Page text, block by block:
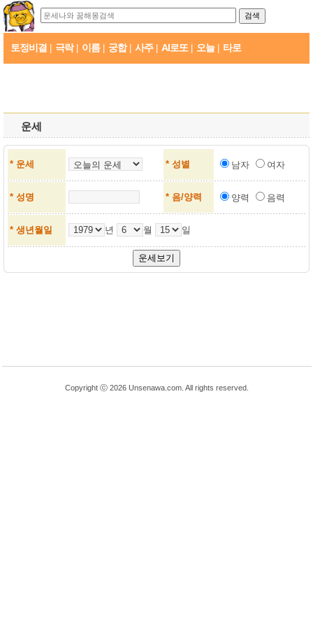
토정비결 극락 이름 궁합 사주 AI로또 오늘 타로
운세
* 운세 * 성별 남자 여자
* 성명 * 음/양력 양력 음력
* 생년월일 년 월 일
Copyright ⓒ 2026 Unsenawa.com. All rights reserved.